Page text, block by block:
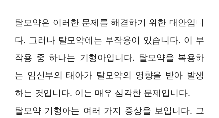
탈모약은 이러한 문제를 해결하기 위한 대안입니
다. 그러나 탈모약에는 부작용이 있습니다. 이 부
작용 중 하나는 기형아입니다. 탈모약을 복용하
는 임신부의 태아가 탈모약의 영향을 받아 발생
하는 것입니다. 이는 매우 심각한 문제입니다.
탈모약 기형아는 여러 가지 증상을 보입니다. 그